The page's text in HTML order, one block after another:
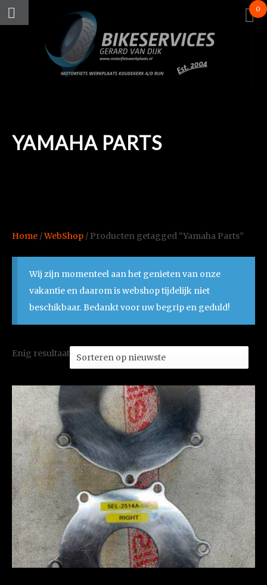
0
YAMAHA PARTS
Home /WebShop / Producten getagged “Yamaha Parts”
Wij zijn momenteel aan het genieten van onze
vakantie en daarom is webshop tijdelijk niet
beschikbaar. Bedankt voor uw begrip en geduld!
Enig resultaat